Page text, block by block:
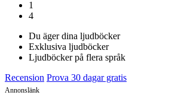
1
4
Du äger dina ljudböcker
Exklusiva ljudböcker
Ljudböcker på flera språk
Recension Prova 30 dagar gratis
Annonslänk